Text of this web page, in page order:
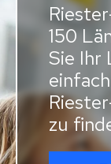
150
Sie Ihr
zu